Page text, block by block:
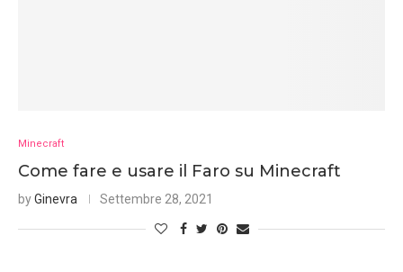
Minecraft
Come fare e usare il Faro su Minecraft
byGinevra Settembre 28, 2021